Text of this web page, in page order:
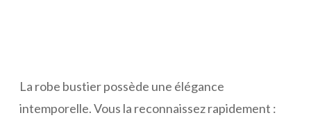
La robe bustier possède une élégance
intemporelle. Vous la reconnaissez rapidement :